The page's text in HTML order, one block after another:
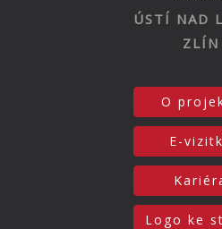
ÚSTÍ NAD
ZLÍN
O
E-
Logo ke